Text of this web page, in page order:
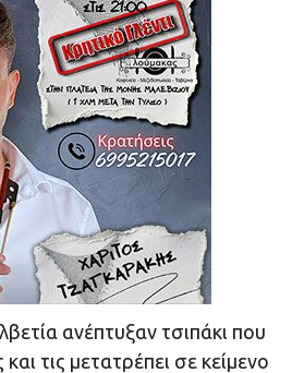
ανέπτυξαν τσιπάκι που
και τις μετατρέπει σε κείμενο